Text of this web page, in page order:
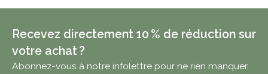
Recevez directement 10 % de réduction sur
votre achat ?
Abonnez-vous à notre infolettre pour ne rien manquer.